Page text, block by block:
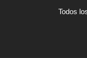
Todos